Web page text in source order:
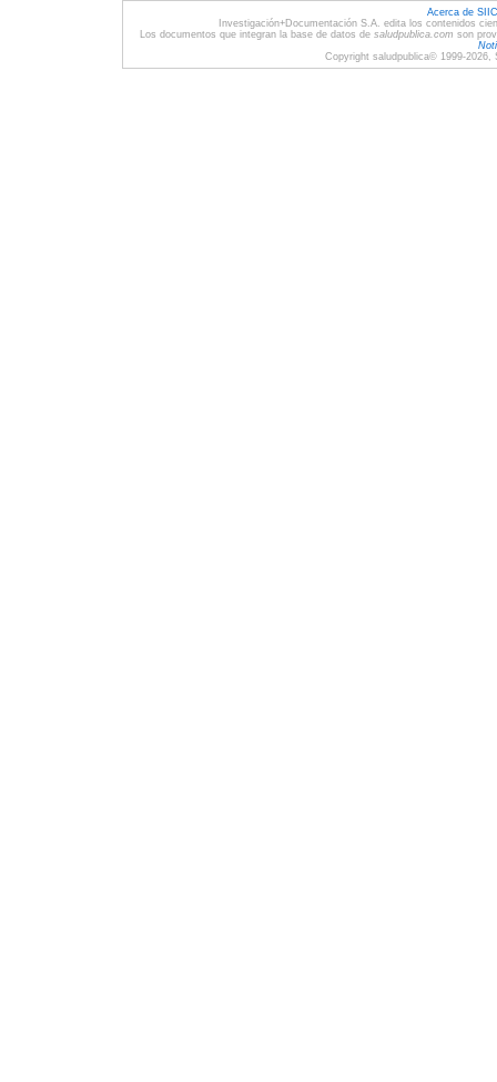
Acerca de
Investigación+Documentación S.A. edita los contenidos
Los documentos que integran la base de datos de saludpublica.com son
Copyright saludpublica© 1999-